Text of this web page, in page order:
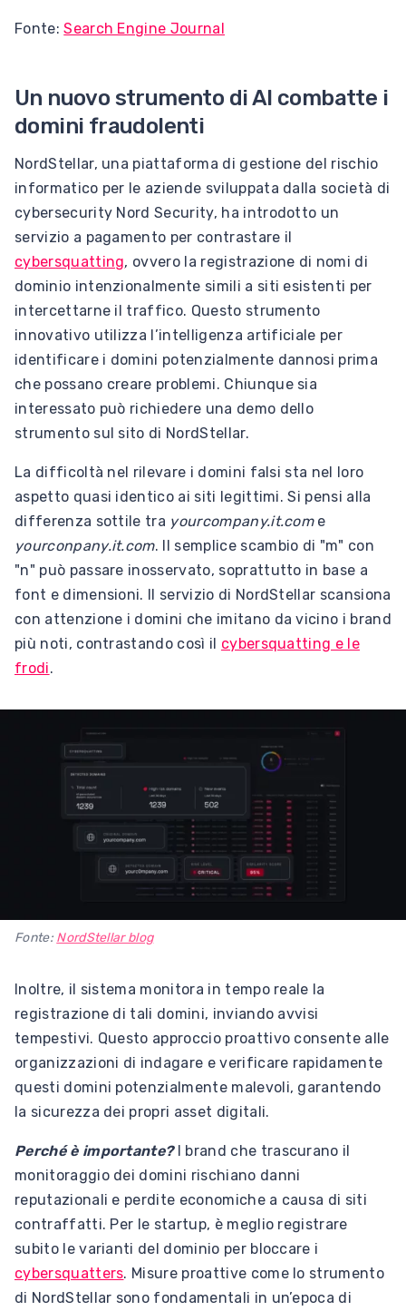
Fonte:Search Engine Journal
Un nuovo strumento di AI combatte i
domini fraudolenti
NordStellar, una piattaforma di gestione del rischio
informatico per le aziende sviluppata dalla società di
cybersecurity Nord Security, ha introdotto un
servizio a pagamento per contrastare il
cybersquatting, ovvero la registrazione di nomi di
dominio intenzionalmente simili a siti esistenti per
intercettarne il traffico. Questo strumento
innovativo utilizza l’intelligenza artificiale per
identificare i domini potenzialmente dannosi prima
che possano creare problemi. Chiunque sia
interessato può richiedere una demo dello
strumento sul sito di NordStellar.
La difficoltà nel rilevare i domini falsi sta nel loro
aspetto quasi identico ai siti legittimi. Si pensi alla
differenza sottile tra yourcompany.it.come
yourconpany.it.com. Il semplice scambio di "m" con
"n" può passare inosservato, soprattutto in base a
font e dimensioni. Il servizio di NordStellar scansiona
con attenzione i domini che imitano da vicino i brand
più noti, contrastando così il cybersquatting e le
frodi.
Fonte: NordStellar blog
Inoltre, il sistema monitora in tempo reale la
registrazione di tali domini, inviando avvisi
tempestivi. Questo approccio proattivo consente alle
organizzazioni di indagare e verificare rapidamente
questi domini potenzialmente malevoli, garantendo
la sicurezza dei propri asset digitali.
Perché è importante?I brand che trascurano il
monitoraggio dei domini rischiano danni
reputazionali e perdite economiche a causa di siti
contraffatti. Per le startup, è meglio registrare
subito le varianti del dominio per bloccare i
cybersquatters. Misure proattive come lo strumento
di NordStellar sono fondamentali in un’epoca di